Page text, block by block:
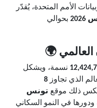
الأمم المتحدة، يُقدّر
بحوالي
🌍
نسمة، ويشكل
الذي تجاوز 8
تونس
ودورها في النمو السكاني